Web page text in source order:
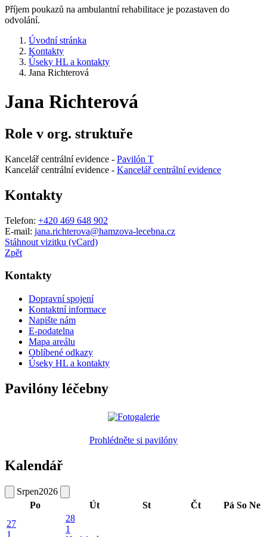
Příjem poukazů na ambulantní rehabilitace je pozastaven do
odvolání.
Úvodní stránka
Kontakty
Úseky HL a kontakty
Jana Richterová
Jana Richterová
Role v org. struktuře
Kancelář centrální evidence - Pavilón T
Kancelář centrální evidence - Kancelář centrální evidence
Kontakty
Telefon: +420 469 648 902
E-mail: jana.richterova@hamzova-lecebna.cz
Stáhnout vizitku (vCard)
Zpět
Kontakty
Dopravní spojení
Kontaktní informace
Napište nám
E-podatelna
Mapa areálu
Oblíbené odkazy
Úseky HL a kontakty
Pavilóny léčebny
Prohlédněte si pavilóny
Kalendář
Srpen2026
Po
Út St Čt Pá So Ne
27
1
28
1